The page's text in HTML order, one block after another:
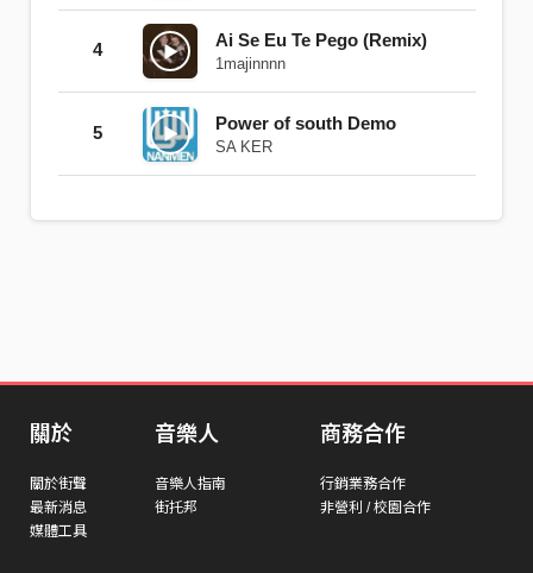
4 Ai Se Eu Te Pego (Remix)
1majinnnn
5 Power of south Demo
SA KER
關於
關於街聲
最新消息
媒體工具
音樂人
音樂人指南
街托邦
商務合作
行銷業務合作
非營利 / 校園合作